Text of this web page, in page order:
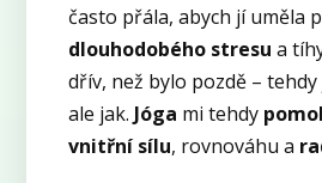
často přála, abych jí uměla
dlouhodobého stresu a
dřív, než bylo pozdě –
ale jak.Jóga mi tehdy
vnitřní sílu, rovnováhu a